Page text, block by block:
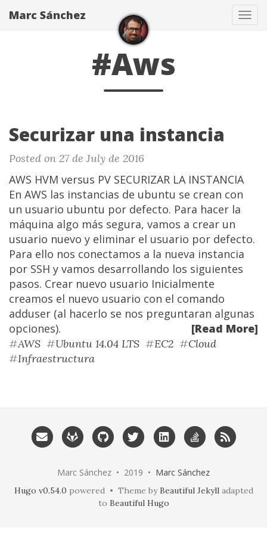
Marc Sánchez
#Aws
Securizar una instancia
Posted on 27 de July de 2016
AWS HVM versus PV SECURIZAR LA INSTANCIA
En AWS las instancias de ubuntu se crean con
un usuario ubuntu por defecto. Para hacer la
máquina algo más segura, vamos a crear un
usuario nuevo y eliminar el usuario por defecto.
Para ello nos conectamos a la nueva instancia
por SSH y vamos desarrollando los siguientes
pasos. Crear nuevo usuario Inicialmente
creamos el nuevo usuario con el comando
adduser (al hacerlo se nos preguntaran algunas
opciones).
[Read More]
#AWS #Ubuntu 14.04 LTS #EC2 #Cloud
#Infraestructura
Marc Sánchez • 2019 • Marc Sánchez
Hugo v0.54.0 powered • Theme byBeautiful Jekylladapted
to Beautiful Hugo